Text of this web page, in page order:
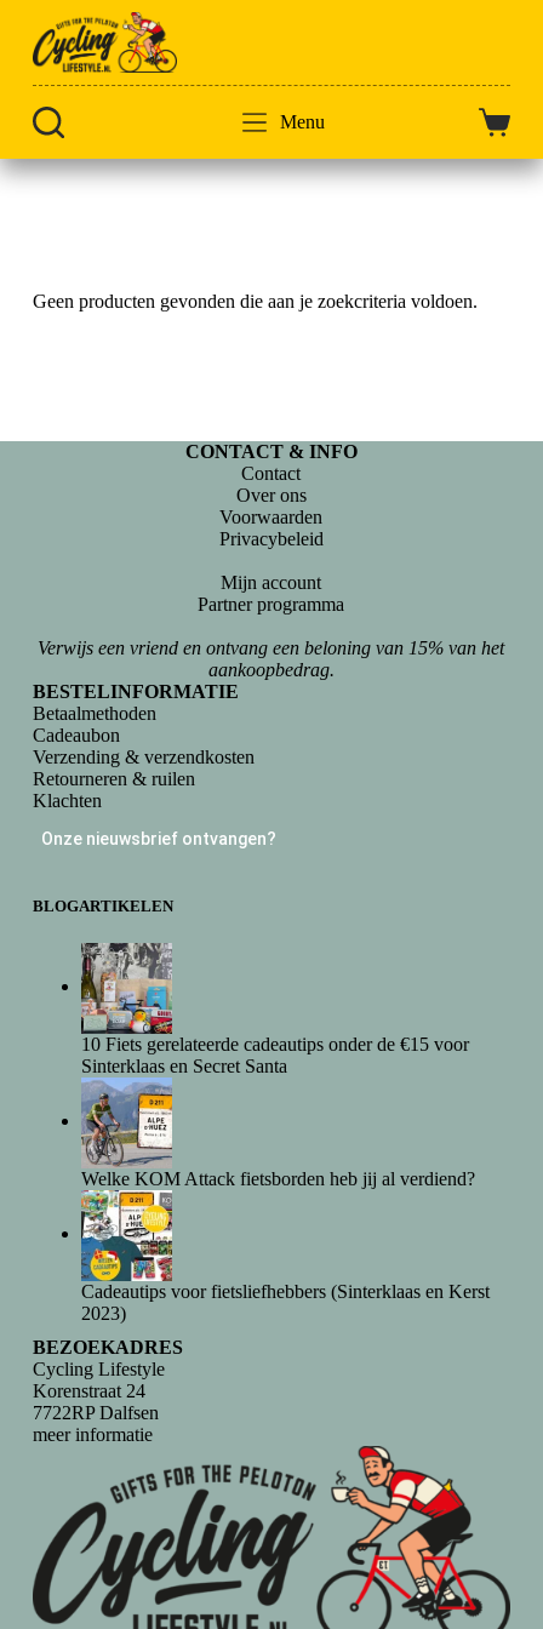
Doorgaan
naar
artikel
Menu
Geen producten gevonden die aan je zoekcriteria voldoen.
CONTACT & INFO
Contact
Over ons
Voorwaarden
Privacybeleid
Mijn account
Partner programma
Verwijs een vriend en ontvang een beloning van 15% van het
aankoopbedrag.
BESTELINFORMATIE
Betaalmethoden
Cadeaubon
Verzending & verzendkosten
Retourneren & ruilen
Klachten
Onze nieuwsbrief ontvangen?
BLOGARTIKELEN
10 Fiets gerelateerde cadeautips onder de €15 voor
Sinterklaas en Secret Santa
Welke KOM Attack fietsborden heb jij al verdiend?
Cadeautips voor fietsliefhebbers (Sinterklaas en Kerst
2023)
BEZOEKADRES
Cycling Lifestyle
Korenstraat 24
7722RP Dalfsen
meer informatie